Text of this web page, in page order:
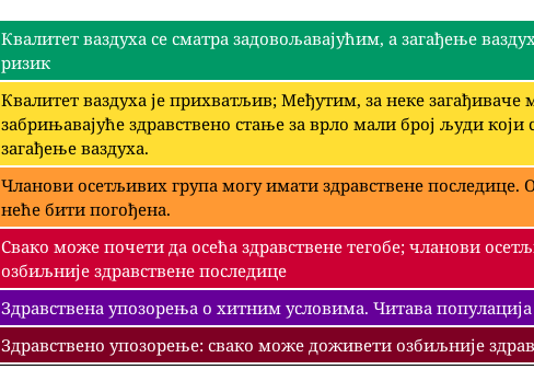
Квалитет ваздуха се сматра задовољавајућим, а загађење
ризик
Квалитет ваздуха је прихватљив; Међутим, за неке
забрињавајуће здравствено стање за врло мали број људи
загађење ваздуха.
Чланови осетљивих група могу имати здравствене последице.
неће бити погођена.
Свако може почети да осећа здравствене тегобе; чланови
озбиљније здравствене последице
Здравствена упозорења о хитним условима. Читава
Здравствено упозорење: свако може доживети озбиљније